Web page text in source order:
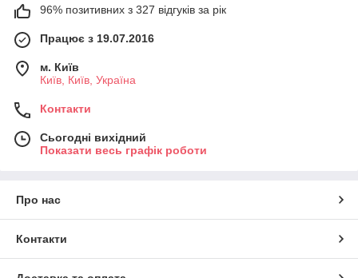
96% позитивних з 327 відгуків за рік
Працює з 19.07.2016
м. Київ
Київ, Київ, Україна
Контакти
Сьогодні вихідний
Показати весь графік роботи
Про нас
Контакти